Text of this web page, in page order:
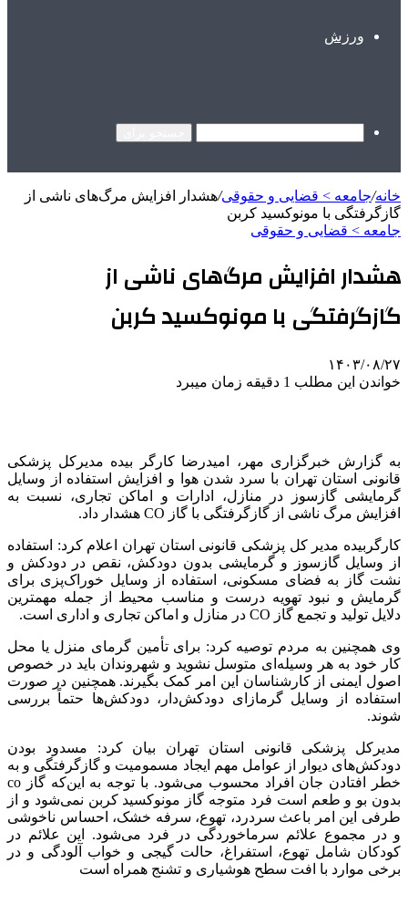
ورزش
خانه/جامعه > قضایی و حقوقی/هشدار افزایش مرگ‌های ناشی از
گازگرفتگی با مونوکسید کربن
جامعه > قضایی و حقوقی
هشدار افزایش مرگ‌های ناشی از
گازگرفتگی با مونوکسید کربن
۱۴۰۳/۰۸/۲۷
خواندن این مطلب 1 دقیقه زمان میبرد
به گزارش خبرگزاری مهر، امیدرضا کارگر بیده مدیرکل پزشکی
قانونی استان تهران با سرد شدن هوا و افزایش استفاده از وسایل
گرمایشی گازسوز در منازل، ادارات و اماکن تجاری، نسبت به
افزایش مرگ ناشی از گازگرفتگی با گاز CO هشدار داد.
کارگربیده مدیر کل پزشکی قانونی استان تهران اعلام کرد: استفاده
از وسایل گازسوز و گرمایشی بدون دودکش، نقص در دودکش و
نشت گاز به فضای مسکونی، استفاده از وسایل خوراک‌پزی برای
گرمایش و نبود تهویه درست و مناسب محیط از جمله مهمترین
دلایل تولید و تجمع گاز CO در منازل و اماکن تجاری و اداری است.
وی همچنین به مردم توصیه کرد: برای تأمین گرمای منزل یا محل
کار خود به هر وسیله‌ای متوسل نشوید و شهروندان باید در خصوص
اصول ایمنی از کارشناسان این امر کمک بگیرند. همچنین در صورت
استفاده از وسایل گرمازای دودکش‌دار، دودکش‌ها حتماً بررسی
شوند.
مدیرکل پزشکی قانونی استان تهران بیان کرد: مسدود بودن
دودکش‌های دیوار از عوامل مهم ایجاد مسمومیت و گازگرفتگی و به
خطر افتادن جان افراد محسوب می‌شود. با توجه به این‌که گاز co
بدون بو و طعم است فرد متوجه گاز مونوکسید کربن نمی‌شود و از
طرفی این امر باعث سردرد، تهوع، سرفه خشک، احساس ناخوشی
و در مجموع علائم سرماخوردگی در فرد می‌شود. این علائم در
کودکان شامل تهوع، استفراغ، حالت گیجی و خواب آلودگی و در
برخی موارد با افت سطح هوشیاری و تشنج همراه است